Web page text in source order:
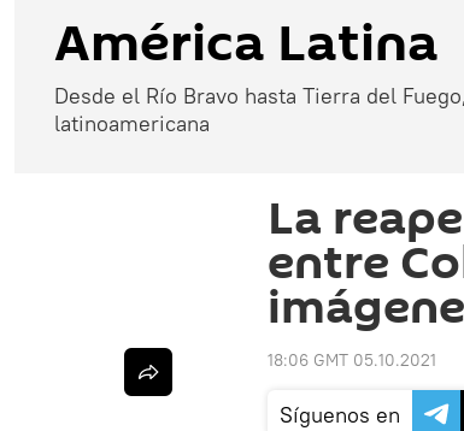
América Latina
Desde el Río Bravo hasta Tierra del
latinoamericana
La
entre
18:06 GMT 05.10.2021
Síguenos en